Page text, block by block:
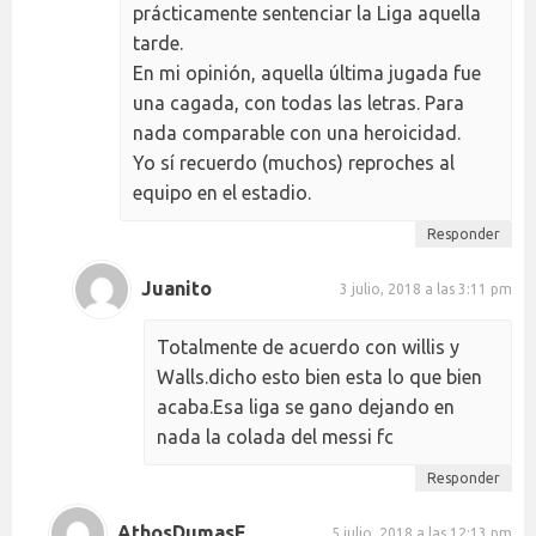
prácticamente sentenciar la Liga aquella
tarde.
En mi opinión, aquella última jugada fue
una cagada, con todas las letras. Para
nada comparable con una heroicidad.
Yo sí recuerdo (muchos) reproches al
equipo en el estadio.
Responder
Juanito 3 julio, 2018 a las 3:11 pm
Totalmente de acuerdo con willis y
Walls.dicho esto bien esta lo que bien
acaba.Esa liga se gano dejando en
nada la colada del messi fc
Responder